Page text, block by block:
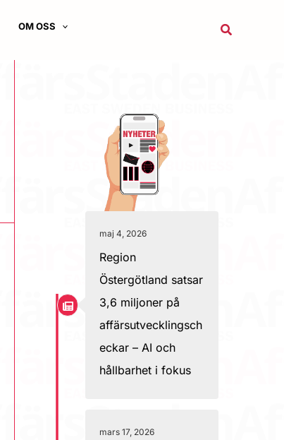
OM OSS Sök
maj 4, 2026
Region
Östergötland satsar
3,6 miljoner på
affärsutvecklingsch
eckar – AI och
hållbarhet i fokus
mars 17, 2026